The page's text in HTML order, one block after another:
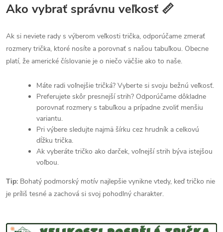
Ako vybrať správnu veľkosť 📏
Ak si neviete rady s výberom veľkosti trička, odporúčame zmerať
rozmery trička, ktoré nosíte a porovnať s našou tabuľkou. Obecne
platí, že americké číslovanie je o niečo väčšie ako to naše.
Máte radi voľnejšie tričká? Vyberte si svoju bežnú veľkosť.
Preferujete skôr presnejší strih? Odporúčame dôkladne
porovnať rozmery s tabuľkou a prípadne zvoliť menšiu
variantu.
Pri výbere sledujte najmä šírku cez hrudník a celkovú
dĺžku trička.
Ak vyberáte tričko ako darček, voľnejší strih býva istejšou
voľbou.
Tip: Bohatý podmorský motív najlepšie vynikne vtedy, keď tričko nie
je príliš tesné a zachová si svoj pohodlný charakter.